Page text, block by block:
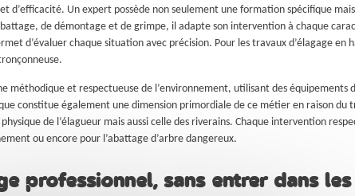
d’efficacité. Un expert possède non seulement une formation spécifique
de démontage et de grimpe, il adapte son intervention à chaque
d’évaluer chaque situation avec précision. Pour les travaux d’élagage en
méthodique et respectueuse de l’environnement, utilisant des
constitue également une dimension primordiale de ce métier en raison du
de l’élagueur mais aussi celle des riverains. Chaque intervention
ou encore pour l’abattage d’arbre dangereux.
professionnel, sans entrer dans